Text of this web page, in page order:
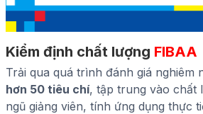
Kiểm định chất lượng FIBAA
Trải qua quá trình đánh giá nghiêm
hơn 50 tiêu chí, tập trung vào chất
ngũ giảng viên, tính ứng dụng thực